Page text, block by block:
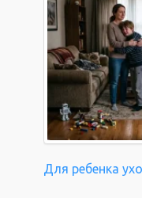
Для ребенка